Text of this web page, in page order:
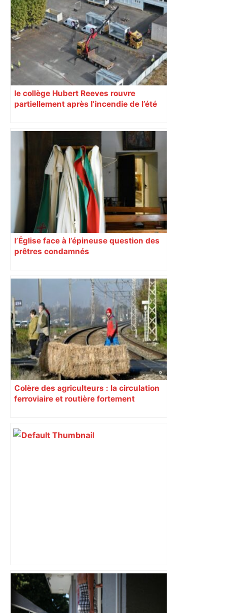
le collège Hubert Reeves rouvre
partiellement après l’incendie de l’été
l’Église face à l’épineuse question des
prêtres condamnés
Colère des agriculteurs : la circulation
ferroviaire et routière fortement
Bilan du marché du logement neuf :
une lueur d'espoir pour l'immobilier à
Toulouse ? – Actu.fr